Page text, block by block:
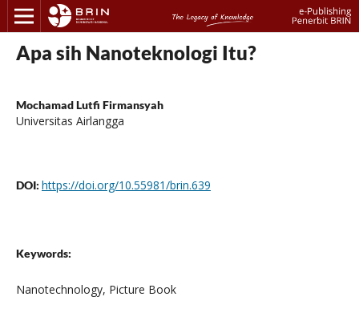
Apa sih Nanoteknologi Itu?
Mochamad Lutfi Firmansyah
Universitas Airlangga
DOI: https://doi.org/10.55981/brin.639
Keywords:
Nanotechnology, Picture Book